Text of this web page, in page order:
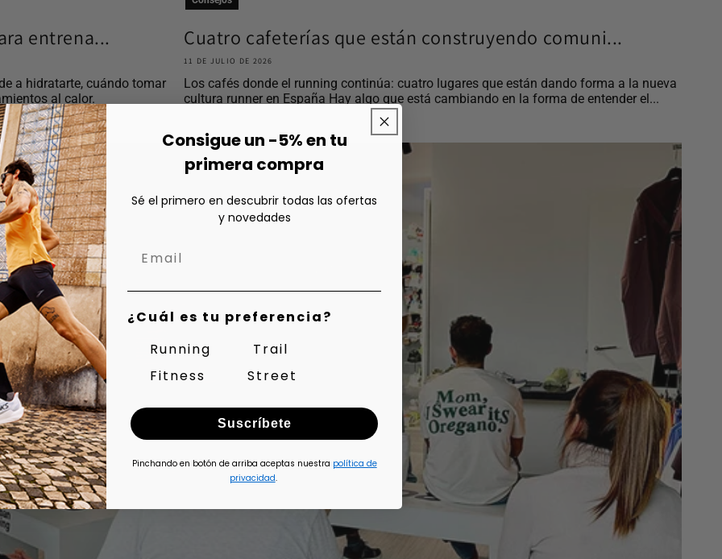
entrena...
a hidratarte, cuándo tomar
al calor.
Cuatro cafeterías que están construyendo comuni...
11 DE JULIO DE 2026
Los cafés donde el running continúa: cuatro lugares que están dando forma a la nueva
cultura runner en España Hay algo que está cambiando en la forma de entender el...
Consigue un -5% en tu
primera compra
Sé el primero en descubrir todas las ofertas
y novedades
¿Cuál es tu preferencia?
Running
Trail
Fitness
Street
Suscríbete
Pinchando en botón de arriba aceptas nuestra política de
privacidad.